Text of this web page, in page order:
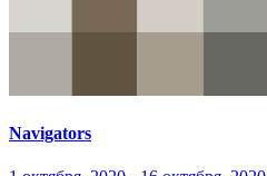
Navigators